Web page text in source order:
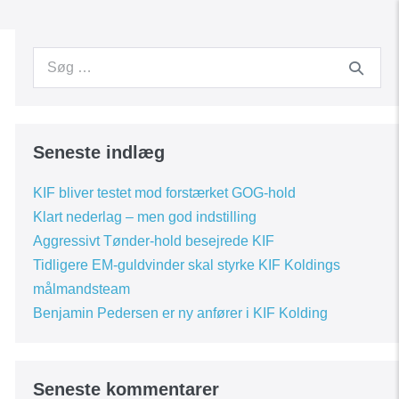
Search
Seneste indlæg
KIF bliver testet mod forstærket GOG-hold
Klart nederlag – men god indstilling
Aggressivt Tønder-hold besejrede KIF
Tidligere EM-guldvinder skal styrke KIF Koldings
målmandsteam
Benjamin Pedersen er ny anfører i KIF Kolding
Seneste kommentarer